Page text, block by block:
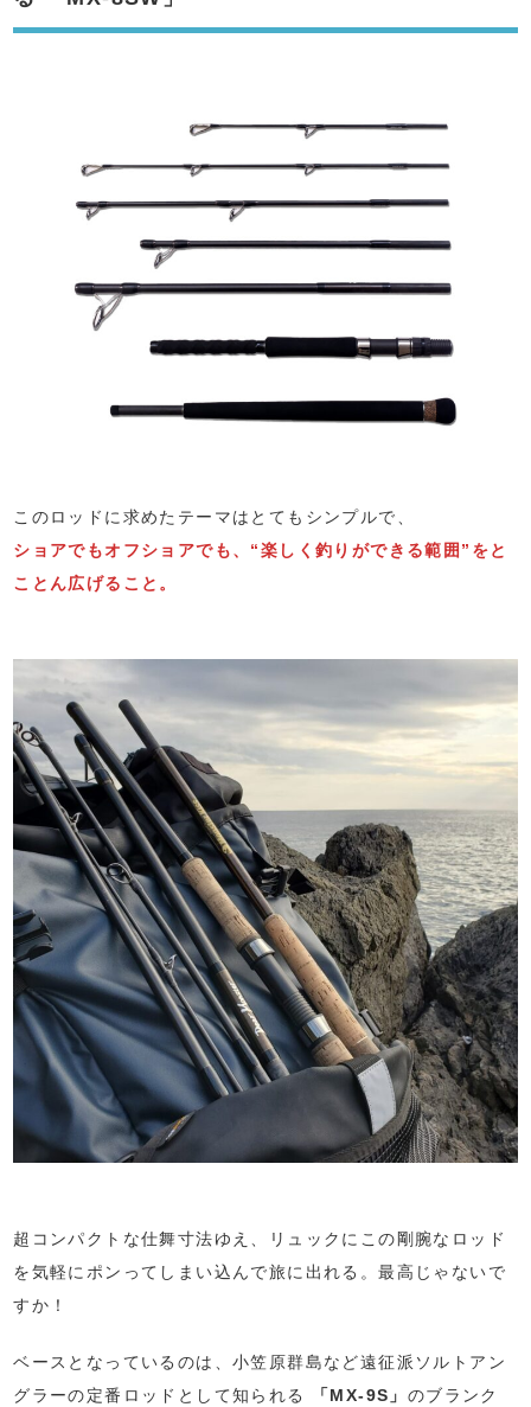
このロッドに求めたテーマはとてもシンプルで、
ショアでもオフショアでも、“楽しく釣りができる範囲”をと
ことん広げること。
超コンパクトな仕舞寸法ゆえ、リュックにこの剛腕なロッド
を気軽にポンってしまい込んで旅に出れる。最高じゃないで
すか！
ベースとなっているのは、小笠原群島など遠征派ソルトアン
グラーの定番ロッドとして知られる
「MX-9S」 のブランク